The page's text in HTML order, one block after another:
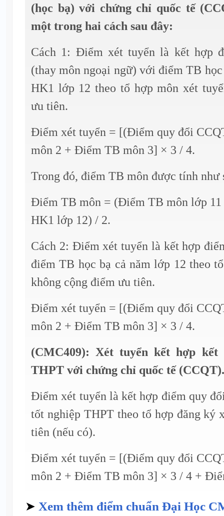
(học bạ) với chứng chỉ quốc tế
một trong hai cách sau đây:
Cách 1: Điểm xét tuyển là kết hợp
(thay môn ngoại ngữ) với điểm TB
HK1 lớp 12 theo tổ hợp môn xét
ưu tiên.
Điểm xét tuyển = [(Điểm quy đổi
môn 2 + Điểm TB môn 3] × 3 / 4.
Trong đó, điểm TB môn được tính như
Điểm TB môn = (Điểm TB môn lớp
HK1 lớp 12) / 2.
Cách 2: Điểm xét tuyển là kết hợp
điểm TB học bạ cả năm lớp 12 theo
không cộng điểm ưu tiên.
Điểm xét tuyển = [(Điểm quy đổi
môn 2 + Điểm TB môn 3] × 3 / 4.
(CMC409): Xét tuyển kết hợp
THPT với chứng chỉ quốc tế (CCQT).
Điểm xét tuyển là kết hợp điểm quy
tốt nghiệp THPT theo tổ hợp đăng ký
tiên (nếu có).
Điểm xét tuyển = [(Điểm quy đổi
môn 2 + Điểm TB môn 3] × 3 / 4 +
➤ Xem thêm điểm chuẩn Đại Học